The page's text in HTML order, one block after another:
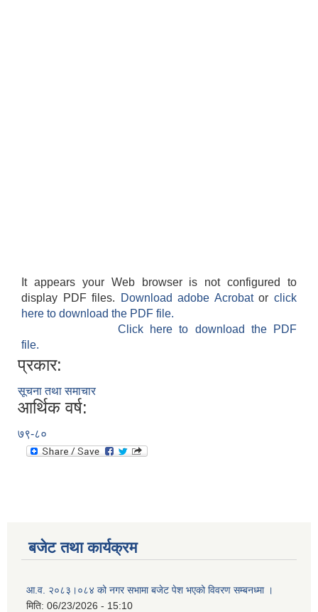
It appears your Web browser is not configured to
display PDF files.
Download adobe Acrobatorclick
here to download the PDF file.
Click here to download the PDF
file.
प्रकार:
सूचना तथा समाचार
आर्थिक वर्ष:
७९-८०
बजेट तथा कार्यक्रम
आ.व. २०८३।०८४ को नगर सभामा बजेट पेश भएको विवरण सम्बनध्मा ।
मिति: 06/23/2026 - 15:10